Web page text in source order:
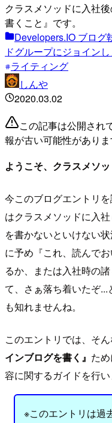
クラスメソッドに入社
書くこと』です。
Developers.IO ブログ
ドグループにジョイン
ライティング
しんや
2020.03.02
この記事は公開され
報が古い可能性がありま
ようこそ、クラスメソッ
今このブログエントリ
はクラスメソッドに入
を書かないといけない
に予め『これ、読んで
るか、または入社時の
て、さぁ落ち着いたぞ
も知れませんね。
このエントリでは、そ
インブログを書く』 た
容に関するガイドを行い
※このエントリは過